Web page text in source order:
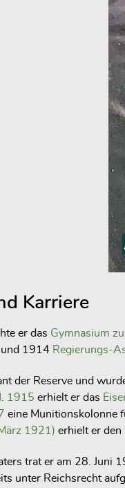
Karriere
er das Gymnasium
und 1914 Regierungs-
der Reserve und
1915 erhielt er das
eine Munitionskolonne
1921) erhielt er den
trat er am 28. Juni
unter Reichsrecht